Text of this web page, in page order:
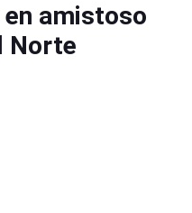
amistoso
Norte